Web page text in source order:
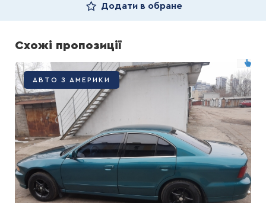
Додати в обране
Схожі пропозиції
АВТО З АМЕРИКИ